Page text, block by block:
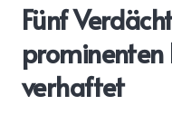
Fünf
prominenten
verhaftet